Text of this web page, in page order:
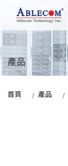
產品
首頁 產品